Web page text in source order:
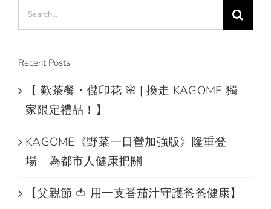
Search
for:
Recent Posts
【 歎茶餐・儲印花 🌸 | 換走 KAGOME 獨
家限定禮品！】
KAGOME《野菜一日營加強版》隆重登
場 為都市人健康把關
【父親節 🍅 用一支番茄汁守護爸爸健康】